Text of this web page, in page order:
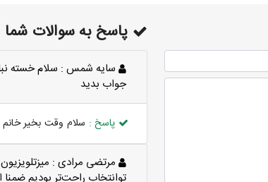
پاسخ به سوالات شما
سايه شمس : سلام خسته
جواب بديد
پاسخ : سلام وقت بخیر
مرتضی مرادی :
توانتخاب راحت‌تر بودیم